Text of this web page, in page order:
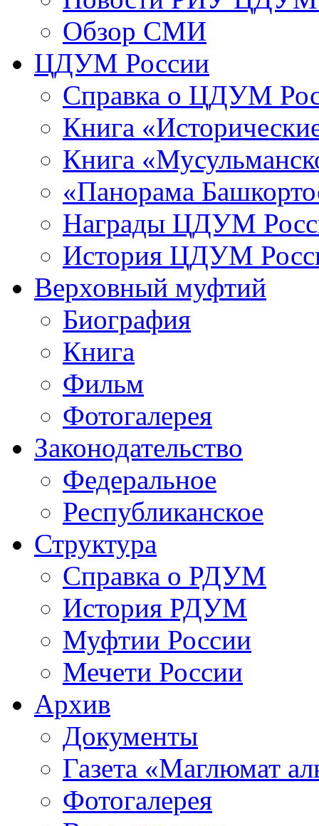
Обзор СМИ
ЦДУМ России
Справка о ЦДУМ
Книга
Книга
«Панорама
Награды ЦДУМ
История ЦДУМ
Верховный муфтий
Биография
Книга
Фильм
Фотогалерея
Законодательство
Федеральное
Республиканское
Структура
Справка о РДУМ
История РДУМ
Муфтии России
Мечети России
Архив
Документы
Газета «Маглюмат
Фотогалерея